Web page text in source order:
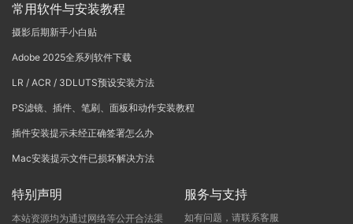
常用软件与安装教程
摄影后期新手小白贴
Adobe 2025全系列软件下载
LR / ACR / 3DLUTS预设安装方法
PS滤镜、插件、笔刷、面板和动作安装教程
插件安装提示未经正确签署怎么办
Mac安装提示文件已损坏解决方法
特别声明
本站资源均为通过网络等公开合法渠
服务与支持
如有问题，请联系客服